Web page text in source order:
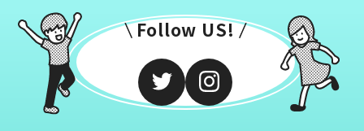
Follow US!